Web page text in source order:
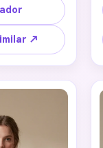
y la
de
↗